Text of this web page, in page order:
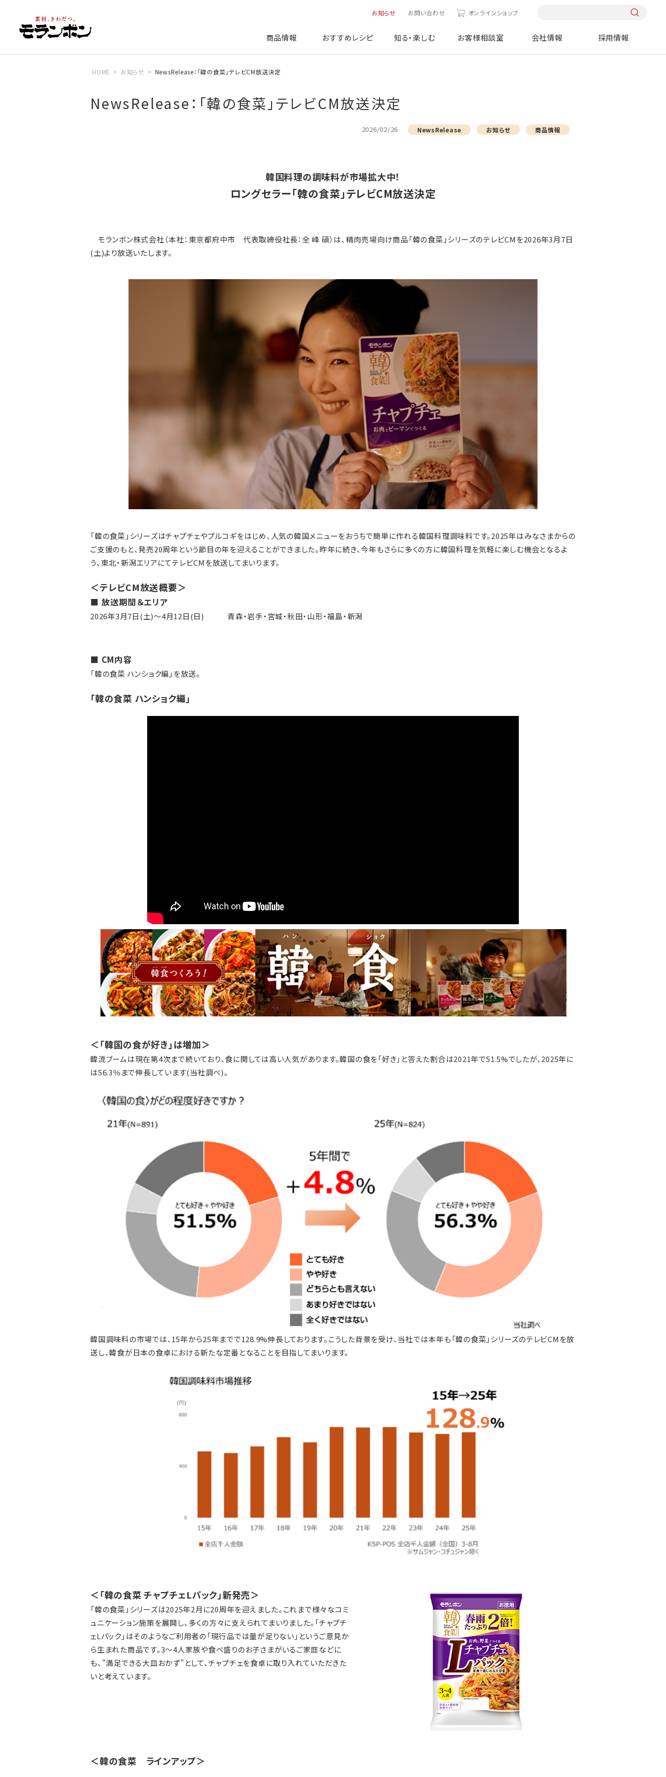
お知らせ お問い合わせ オンラインショップ
商品情報 おすすめレシピ 知る・楽しむ お客様相談室 会社情報 採用情報
HOME お知らせ NewsRelease：「韓の食菜」テレビCM放送決定
NewsRelease：「韓の食菜」テレビCM放送決定
2026/02/26 NewsRelease お知らせ 商品情報
韓国料理の調味料が市場拡大中！
ロングセラー「韓の食菜」テレビCM放送決定
モランボン株式会社（本社：東京都府中市 代表取締役社長：全 峰 碩）は、精肉売場向け商品「韓の食菜」シリーズのテレビCMを2026年3月7日
(土)より放送いたします。
「韓の食菜」シリーズはチャプチェやプルコギをはじめ、人気の韓国メニューをおうちで簡単に作れる韓国料理調味料です。2025年はみなさまからの
ご支援のもと、発売20周年という節目の年を迎えることができました。昨年に続き、今年もさらに多くの方に韓国料理を気軽に楽しむ機会となるよ
う、東北・新潟エリアにてテレビCMを放送してまいります。
＜テレビCM放送概要＞
■ 放送期間＆エリア
2026年3月7日(土)～4月12日(日) 青森・岩手・宮城・秋田・山形・福島・新潟
■ CM内容
「韓の食菜 ハンショク編」を放送。
「韓の食菜 ハンショク編」
＜「韓国の食が好き」は増加＞
韓流ブームは現在第4次まで続いており、食に関しては高い人気があります。韓国の食を「好き」と答えた割合は2021年で51.5%でしたが、2025年に
は56.3％まで伸長しています(当社調べ)。
韓国調味料の市場では、15年から25年までで128.9%伸長しております。こうした背景を受け、当社では本年も「韓の食菜」シリーズのテレビCMを放
送し、韓食が日本の食卓における新たな定番となることを目指してまいります。
＜「韓の食菜 チャプチェLパック」新発売＞
「韓の食菜」シリーズは2025年2月に20周年を迎えました。これまで様々なコミ
ュニケーション施策を展開し、多くの方々に支えられてまいりました。「チャプチ
ェLパック」はそのようなご利用者の「現行品では量が足りない」というご意見か
ら生まれた商品です。3～4人家族や食べ盛りのお子さまがいるご家庭などに
も、"満足できる大皿おかず"として、チャプチェを食卓に取り入れていただきた
いと考えています。
＜韓の食菜 ラインアップ＞